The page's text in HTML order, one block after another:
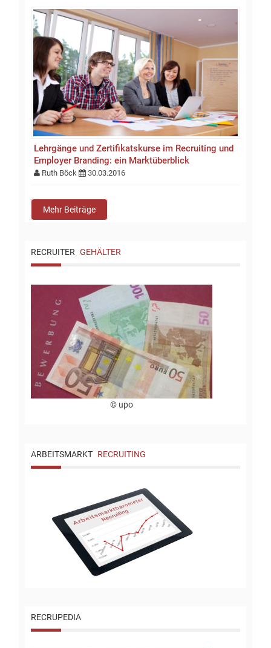
Lehrgänge und Zertifikatskurse im Recruiting und
Employer Branding: ein Marktüberblick
Ruth Böck 30.03.2016
Mehr Beiträge
RECRUITER GEHÄLTER
© upo
ARBEITSMARKT RECRUITING
RECRUPEDIA